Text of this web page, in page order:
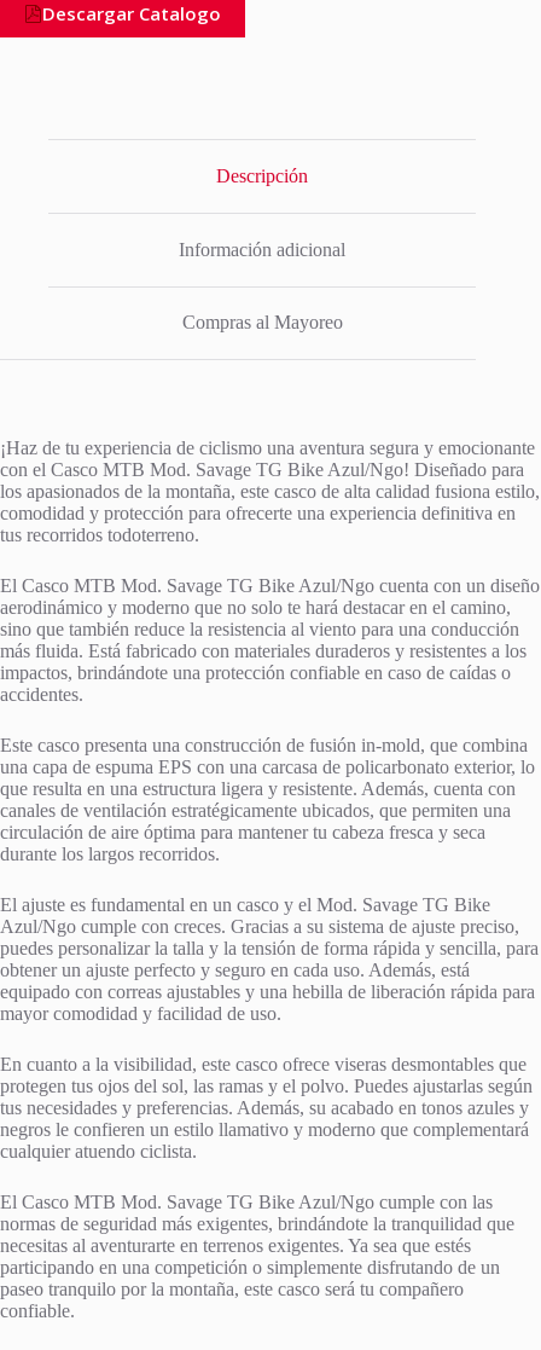
Descargar Catalogo
Descripción
Información adicional
Compras al Mayoreo
¡Haz de tu experiencia de ciclismo una aventura segura y emocionante
con el Casco MTB Mod. Savage TG Bike Azul/Ngo! Diseñado para
los apasionados de la montaña, este casco de alta calidad fusiona estilo,
comodidad y protección para ofrecerte una experiencia definitiva en
tus recorridos todoterreno.
El Casco MTB Mod. Savage TG Bike Azul/Ngo cuenta con un diseño
aerodinámico y moderno que no solo te hará destacar en el camino,
sino que también reduce la resistencia al viento para una conducción
más fluida. Está fabricado con materiales duraderos y resistentes a los
impactos, brindándote una protección confiable en caso de caídas o
accidentes.
Este casco presenta una construcción de fusión in-mold, que combina
una capa de espuma EPS con una carcasa de policarbonato exterior, lo
que resulta en una estructura ligera y resistente. Además, cuenta con
canales de ventilación estratégicamente ubicados, que permiten una
circulación de aire óptima para mantener tu cabeza fresca y seca
durante los largos recorridos.
El ajuste es fundamental en un casco y el Mod. Savage TG Bike
Azul/Ngo cumple con creces. Gracias a su sistema de ajuste preciso,
puedes personalizar la talla y la tensión de forma rápida y sencilla, para
obtener un ajuste perfecto y seguro en cada uso. Además, está
equipado con correas ajustables y una hebilla de liberación rápida para
mayor comodidad y facilidad de uso.
En cuanto a la visibilidad, este casco ofrece viseras desmontables que
protegen tus ojos del sol, las ramas y el polvo. Puedes ajustarlas según
tus necesidades y preferencias. Además, su acabado en tonos azules y
negros le confieren un estilo llamativo y moderno que complementará
cualquier atuendo ciclista.
El Casco MTB Mod. Savage TG Bike Azul/Ngo cumple con las
normas de seguridad más exigentes, brindándote la tranquilidad que
necesitas al aventurarte en terrenos exigentes. Ya sea que estés
participando en una competición o simplemente disfrutando de un
paseo tranquilo por la montaña, este casco será tu compañero
confiable.